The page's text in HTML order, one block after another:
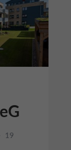
19